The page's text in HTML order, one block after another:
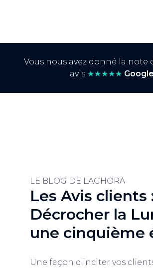
Vous nous avez donné la note
avis ★★★★★ Google
LE BLOG DE LAGHORA
Les Avis clients
Décrocher la
une cinquième
Une façon d’inciter vos